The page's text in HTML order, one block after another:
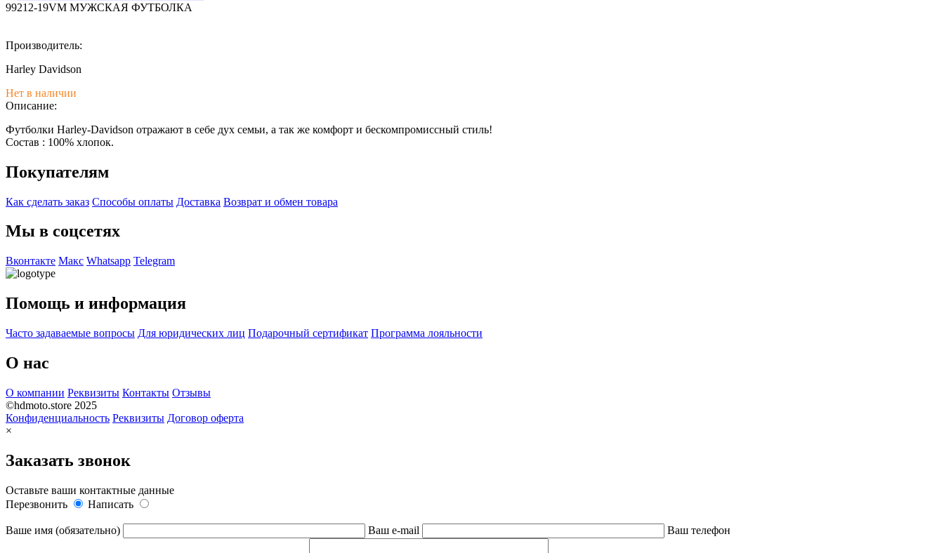
99212-19VM МУЖСКАЯ ФУТБОЛКА
Производитель:
Harley Davidson
Нет в наличии
Описание:
Футболки Harley-Davidson отражают в себе дух семьи, а так же комфорт и бескомпромиссный стиль!
Состав : 100% хлопок.
Покупателям
Как сделать заказ Способы оплаты Доставка Возврат и обмен товара
Мы в соцсетях
Вконтакте Макс Whatsapp Telegram
Помощь и информация
Часто задаваемые вопросы Для юридических лиц Подарочный сертификат Программа лояльности
О нас
О компании Реквизиты Контакты Отзывы
©hdmoto.store 2025
Конфиденциальность Реквизиты Договор оферта
×
Заказать звонок
Оставьте ваши контактные данные
Перезвонить
Написать
Ваше имя (обязательно) Ваш e-mail Ваш телефон